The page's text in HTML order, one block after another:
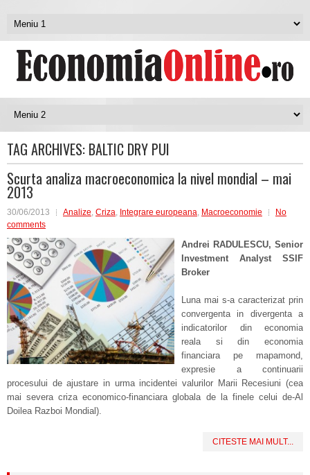
TAG ARCHIVES: BALTIC DRY PUI
Scurta analiza macroeconomica la nivel mondial – mai
2013
30/06/2013 Analize, Criza, Integrare europeana, Macroeconomie
No
comments
Andrei RADULESCU, Senior
Investment Analyst SSIF
Broker
Luna mai s-a caracterizat prin
convergenta in divergenta a
indicatorilor din economia
reala si din economia
financiara pe mapamond,
expresie a continuarii
procesului de ajustare in urma incidentei valurilor Marii Recesiuni (cea
mai severa criza economico-financiara globala de la finele celui de-Al
Doilea Razboi Mondial).
CITESTE MAI MULT...